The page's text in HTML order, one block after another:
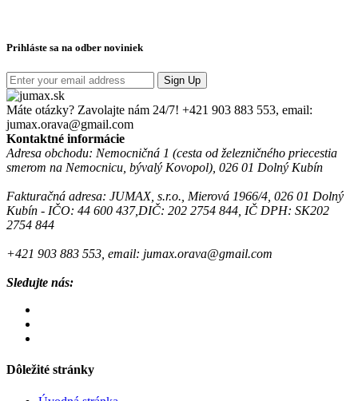
Prihláste sa na odber noviniek
Sign Up
Máte otázky? Zavolajte nám 24/7! +421 903 883 553, email:
jumax.orava@gmail.com
Kontaktné informácie
Adresa obchodu: Nemocničná 1 (cesta od železničného priecestia
smerom na Nemocnicu, bývalý Kovopol), 026 01 Dolný Kubín
Fakturačná adresa: JUMAX, s.r.o., Mierová 1966/4, 026 01 Dolný
Kubín - IČO: 44 600 437,DIČ: 202 2754 844, IČ DPH: SK202
2754 844
+421 903 883 553, email: jumax.orava@gmail.com
Sledujte nás:
Dôležité stránky